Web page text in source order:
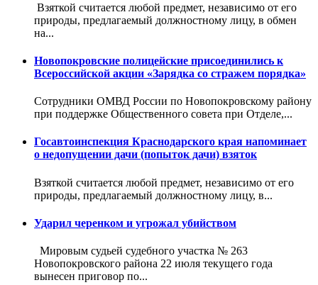
Взяткой считается любой предмет, независимо от его
природы, предлагаемый должностному лицу, в обмен
на...
Новопокровские полицейские присоединились к
Всероссийской акции «Зарядка со стражем порядка»
Сотрудники ОМВД России по Новопокровскому району
при поддержке Общественного совета при Отделе,...
Госавтоинспекция Краснодарского края напоминает
о недопущении дачи (попыток дачи) взяток
Взяткой считается любой предмет, независимо от его
природы, предлагаемый должностному лицу, в...
Ударил черенком и угрожал убийством
Мировым судьей судебного участка № 263
Новопокровского района 22 июля текущего года
вынесен приговор по...